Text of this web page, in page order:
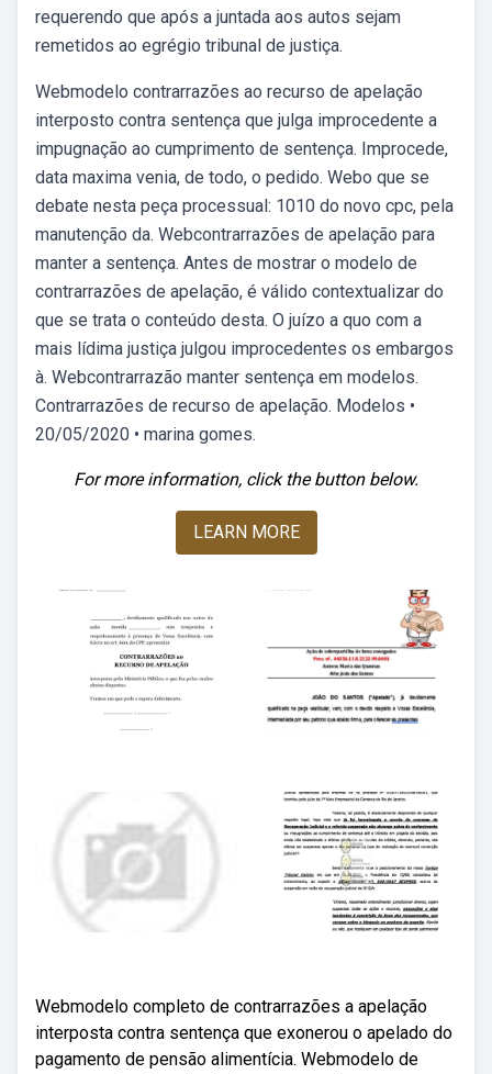
requerendo que após a juntada aos autos sejam
remetidos ao egrégio tribunal de justiça.
Webmodelo contrarrazões ao recurso de apelação
interposto contra sentença que julga improcedente a
impugnação ao cumprimento de sentença. Improcede,
data maxima venia, de todo, o pedido. Webo que se
debate nesta peça processual: 1010 do novo cpc, pela
manutenção da. Webcontrarrazões de apelação para
manter a sentença. Antes de mostrar o modelo de
contrarrazões de apelação, é válido contextualizar do
que se trata o conteúdo desta. O juízo a quo com a
mais lídima justiça julgou improcedentes os embargos
à. Webcontrarrazão manter sentença em modelos.
Contrarrazões de recurso de apelação. Modelos •
20/05/2020 • marina gomes.
For more information, click the button below.
LEARN MORE
Webmodelo completo de contrarrazões a apelação
interposta contra sentença que exonerou o apelado do
pagamento de pensão alimentícia. Webmodelo de